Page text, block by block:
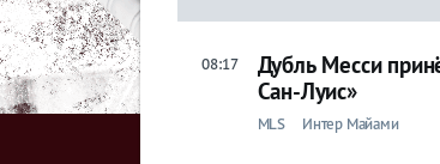
08:17
Дубль Месси
Сан-Луис»
MLS Интер Майами